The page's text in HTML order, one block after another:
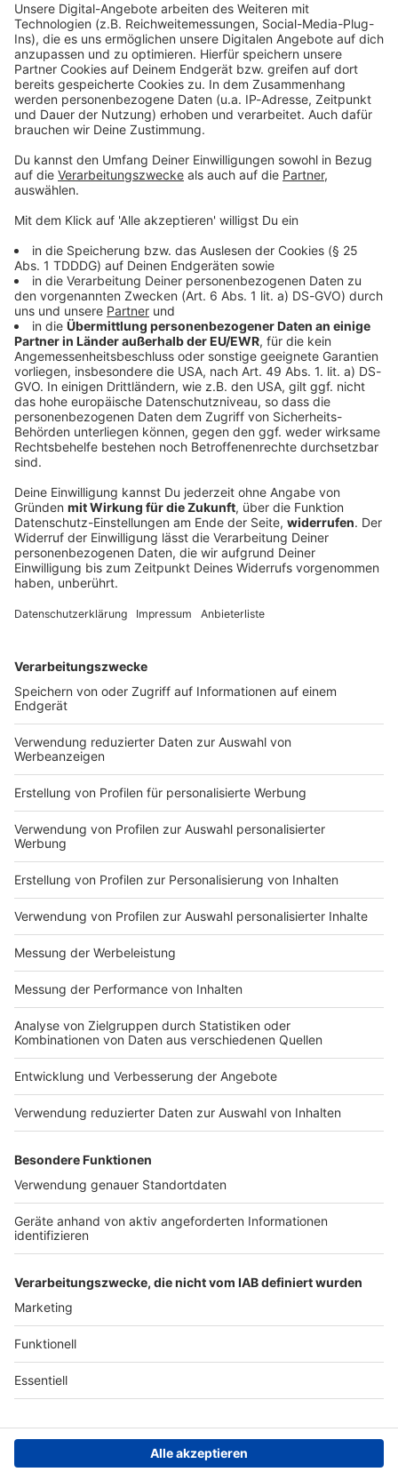
Studio Hotline
Kontaktformular
Sprachnachricht
© dpa-infocom, dpa:260214-930-685538/1
Bayern
Funkel schwärmt von Klose: «Wahnsinnig gute
Arbeit»
Ein Tabellenziel hat der 1. FC Nürnberg öffentlich
nicht ausgegeben. Geht es nach Trainer-Urgestein
und den Franken ganz nach oben.
DEINE GEMERKTEN ARTIKEL
Du hast dir noch keine Artikel gemerkt
Markiere sie hierfür mit einem
Impressum
Nutzungsbedingungen
Jobs
Presse
Werben
Archiv
ANTENNE BAYERN GROUP
Stiftung ANTENNE BAYERN
hilft
Teilnahmebedingungen
Grounding Page ANTENNE
BAYERN
Kontakt
Studio-Hotline
Verkehrs-Hotline
Datenschutz­erklärung
einstellungen
Newsletter